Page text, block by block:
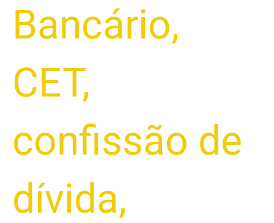
Bancário,
CET,
confissão de
dívida,